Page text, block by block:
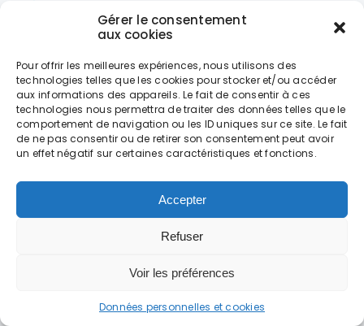
Gérer le consentement
aux cookies
Pour offrir les meilleures expériences, nous utilisons des
technologies telles que les cookies pour stocker et/ou accéder
aux informations des appareils. Le fait de consentir à ces
technologies nous permettra de traiter des données telles que le
comportement de navigation ou les ID uniques sur ce site. Le fait
de ne pas consentir ou de retirer son consentement peut avoir
un effet négatif sur certaines caractéristiques et fonctions.
Accepter
Refuser
Voir les préférences
Données personnelles et cookies
26 BVD FERDINAND DE CANDAU
40000 MONT DE MARSAN
+33 (0)5 58 46 20 05
LES HORAIRES
DU LUNDI AU VENDREDI
DE 9H À 12H30 – DE 13H30 À 17H
Blog des séjours à Biscarrosse